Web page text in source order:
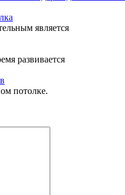
является
развивается
потолке.